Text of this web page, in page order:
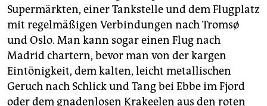
Supermärkten, einer Tankstelle und dem Flugplatz
mit regelmäßigen Verbindungen nach Tromsø
und Oslo. Man kann sogar einen Flug nach
Madrid chartern, bevor man von der kargen
Eintönigkeit, dem kalten, leicht metallischen
Geruch nach Schlick und Tang bei Ebbe im Fjord
oder dem gnadenlosen Krakeelen aus den roten